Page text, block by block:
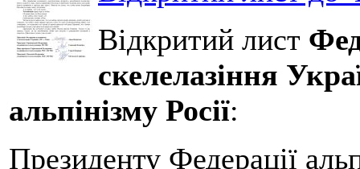
Відкритий лист
скелелазіння
альпінізму Росії:
Президенту Федерації